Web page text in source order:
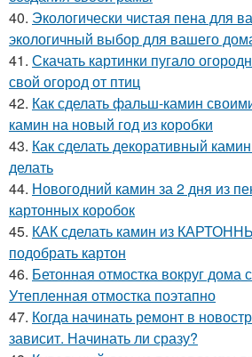
40. Экологически чистая пена для
экологичный выбор для вашего
41. Скачать картинки пугало
свой огород от птиц
42. Как сделать фальш-камин
камин на новый год из коробки
43. Как сделать декоративный
делать
44. Новогодний камин за 2 дня из
картонных коробок
45. КАК сделать камин из
подобрать картон
46. Бетонная отмостка вокруг дома
Утепленная отмостка поэтапно
47. Когда начинать ремонт в
зависит. Начинать ли сразу?